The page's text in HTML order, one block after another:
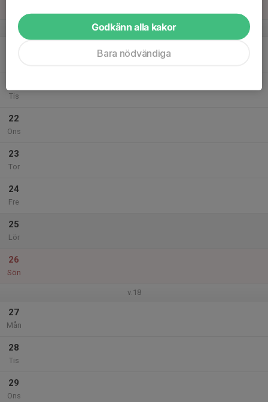
v.17
Säsongssummering Ungdom
Tis
22
Ons
23
Tor
24
Fre
25
Lör
26
Sön
v.18
27
Mån
28
Tis
29
Ons
Godkänn alla kakor
Bara nödvändiga